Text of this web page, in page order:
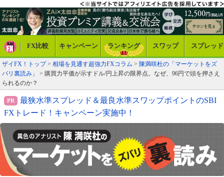
FX比較 キャンペーン ランキング スワップ スプレッド
ザイFX！トップ> 相場を見通す超強力FXコラム > 陳満咲杜の「マーケットをズ
バリ裏読み」
> 購買力平価が示すドル/円上昇の限界点。なぜ、96円で頭を押さえ
られるのか？
最狭水準スプレッド＆最良水準スワップポイントのSBI
FXトレード！キャンペーン実施中！